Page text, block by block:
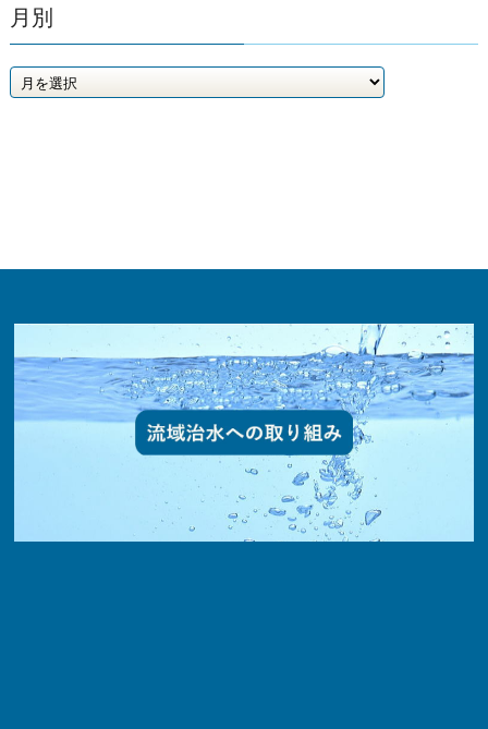
月別